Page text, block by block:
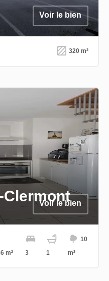
Voir le bien
320 m²
Clermont
Voir le bien
m² 3 1
10
m²